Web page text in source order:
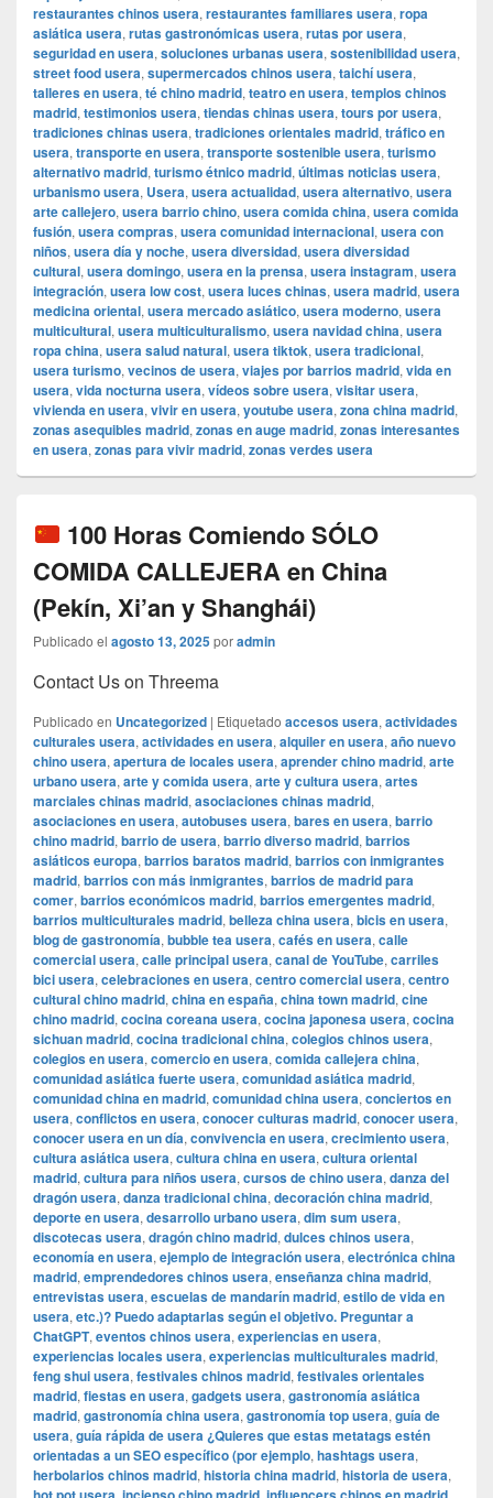
restaurantes chinos usera, restaurantes familiares usera, ropa
asiática usera, rutas gastronómicas usera, rutas por usera,
seguridad en usera, soluciones urbanas usera, sostenibilidad usera,
street food usera, supermercados chinos usera, taichí usera,
talleres en usera, té chino madrid, teatro en usera, templos chinos
madrid, testimonios usera, tiendas chinas usera, tours por usera,
tradiciones chinas usera, tradiciones orientales madrid, tráfico en
usera, transporte en usera, transporte sostenible usera, turismo
alternativo madrid, turismo étnico madrid, últimas noticias usera,
urbanismo usera, Usera, usera actualidad, usera alternativo, usera
arte callejero, usera barrio chino, usera comida china, usera comida
fusión, usera compras, usera comunidad internacional, usera con
niños, usera día y noche, usera diversidad, usera diversidad
cultural, usera domingo, usera en la prensa, usera instagram, usera
integración, usera low cost, usera luces chinas, usera madrid, usera
medicina oriental, usera mercado asiático, usera moderno, usera
multicultural, usera multiculturalismo, usera navidad china, usera
ropa china, usera salud natural, usera tiktok, usera tradicional,
usera turismo, vecinos de usera, viajes por barrios madrid, vida en
usera, vida nocturna usera, vídeos sobre usera, visitar usera,
vivienda en usera, vivir en usera, youtube usera, zona china madrid,
zonas asequibles madrid, zonas en auge madrid, zonas interesantes
en usera, zonas para vivir madrid, zonas verdes usera
100 Horas Comiendo SÓLO
COMIDA CALLEJERA en China
(Pekín, Xi’an y Shanghái)
Publicado el agosto 13, 2025poradmin
Contact Us on Threema
Publicado en Uncategorized | Etiquetado accesos usera, actividades
culturales usera, actividades en usera, alquiler en usera, año nuevo
chino usera, apertura de locales usera, aprender chino madrid, arte
urbano usera, arte y comida usera, arte y cultura usera, artes
marciales chinas madrid, asociaciones chinas madrid,
asociaciones en usera, autobuses usera, bares en usera, barrio
chino madrid, barrio de usera, barrio diverso madrid, barrios
asiáticos europa, barrios baratos madrid, barrios con inmigrantes
madrid, barrios con más inmigrantes, barrios de madrid para
comer, barrios económicos madrid, barrios emergentes madrid,
barrios multiculturales madrid, belleza china usera, bicis en usera,
blog de gastronomía, bubble tea usera, cafés en usera, calle
comercial usera, calle principal usera, canal de YouTube, carriles
bici usera, celebraciones en usera, centro comercial usera, centro
cultural chino madrid, china en españa, china town madrid, cine
chino madrid, cocina coreana usera, cocina japonesa usera, cocina
sichuan madrid, cocina tradicional china, colegios chinos usera,
colegios en usera, comercio en usera, comida callejera china,
comunidad asiática fuerte usera, comunidad asiática madrid,
comunidad china en madrid, comunidad china usera, conciertos en
usera, conflictos en usera, conocer culturas madrid, conocer usera,
conocer usera en un día, convivencia en usera, crecimiento usera,
cultura asiática usera, cultura china en usera, cultura oriental
madrid, cultura para niños usera, cursos de chino usera, danza del
dragón usera, danza tradicional china, decoración china madrid,
deporte en usera, desarrollo urbano usera, dim sum usera,
discotecas usera, dragón chino madrid, dulces chinos usera,
economía en usera, ejemplo de integración usera, electrónica china
madrid, emprendedores chinos usera, enseñanza china madrid,
entrevistas usera, escuelas de mandarín madrid, estilo de vida en
usera, etc.)? Puedo adaptarlas según el objetivo. Preguntar a
ChatGPT, eventos chinos usera, experiencias en usera,
experiencias locales usera, experiencias multiculturales madrid,
feng shui usera, festivales chinos madrid, festivales orientales
madrid, fiestas en usera, gadgets usera, gastronomía asiática
madrid, gastronomía china usera, gastronomía top usera, guía de
usera, guía rápida de usera ¿Quieres que estas metatags estén
orientadas a un SEO específico (por ejemplo, hashtags usera,
herbolarios chinos madrid, historia china madrid, historia de usera,